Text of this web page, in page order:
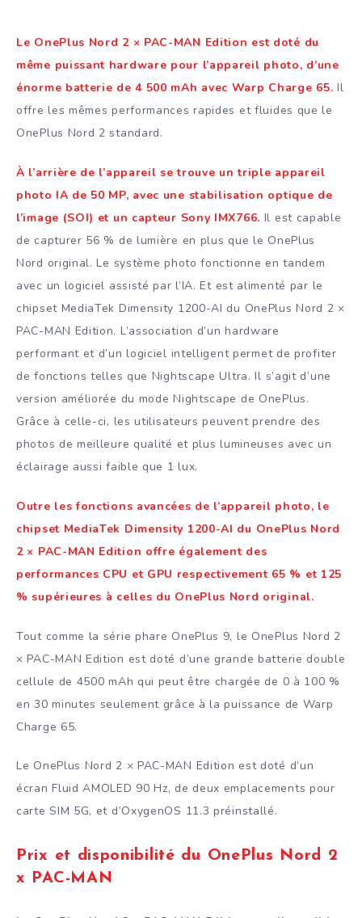
Le OnePlus Nord 2 × PAC-MAN Edition est doté du
même puissant hardware pour l’appareil photo, d’une
énorme batterie de 4 500 mAh avec Warp Charge 65. Il
offre les mêmes performances rapides et fluides que le
OnePlus Nord 2 standard.
À l’arrière de l’appareil se trouve un triple appareil
photo IA de 50 MP, avec une stabilisation optique de
l’image (SOI) et un capteur Sony IMX766. Il est capable
de capturer 56 % de lumière en plus que le OnePlus
Nord original. Le système photo fonctionne en tandem
avec un logiciel assisté par l’IA. Et est alimenté par le
chipset MediaTek Dimensity 1200-AI du OnePlus Nord 2 ×
PAC-MAN Edition. L’association d’un hardware
performant et d’un logiciel intelligent permet de profiter
de fonctions telles que Nightscape Ultra. Il s’agit d’une
version améliorée du mode Nightscape de OnePlus.
Grâce à celle-ci, les utilisateurs peuvent prendre des
photos de meilleure qualité et plus lumineuses avec un
éclairage aussi faible que 1 lux.
Outre les fonctions avancées de l’appareil photo, le
chipset MediaTek Dimensity 1200-AI du OnePlus Nord
2 × PAC-MAN Edition offre également des
performances CPU et GPU respectivement 65 % et 125
% supérieures à celles du OnePlus Nord original.
Tout comme la série phare OnePlus 9, le OnePlus Nord 2
× PAC-MAN Edition est doté d’une grande batterie double
cellule de 4500 mAh qui peut être chargée de 0 à 100 %
en 30 minutes seulement grâce à la puissance de Warp
Charge 65.
Le OnePlus Nord 2 × PAC-MAN Edition est doté d’un
écran Fluid AMOLED 90 Hz, de deux emplacements pour
carte SIM 5G, et d’OxygenOS 11.3 préinstallé.
Prix et disponibilité du OnePlus Nord 2
x PAC-MAN